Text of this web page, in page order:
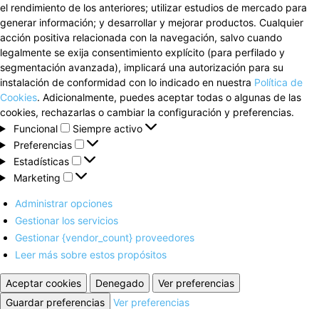
el rendimiento de los anteriores; utilizar estudios de mercado para
generar información; y desarrollar y mejorar productos. Cualquier
acción positiva relacionada con la navegación, salvo cuando
legalmente se exija consentimiento explícito (para perfilado y
segmentación avanzada), implicará una autorización para su
instalación de conformidad con lo indicado en nuestra Política de
Cookies. Adicionalmente, puedes aceptar todas o algunas de las
cookies, rechazarlas o cambiar la configuración y preferencias.
Funcional
Funcional
Siempre activo
Preferencias
Preferencias
Estadísticas
Estadísticas
Marketing
Marketing
Administrar opciones
Gestionar los servicios
Gestionar {vendor_count} proveedores
Leer más sobre estos propósitos
Aceptar cookies Denegado
Ver preferencias
Guardar preferencias
Ver preferencias